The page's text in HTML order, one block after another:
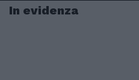
In evidenza